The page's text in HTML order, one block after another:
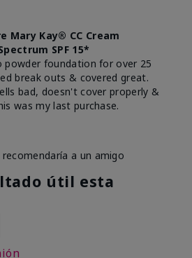
Mary Kay® CC Cream
SPF 15*
powder foundation for over 25
break outs & covered great.
bad, doesn't cover properly &
was my last purchase.
a un amigo
útil esta